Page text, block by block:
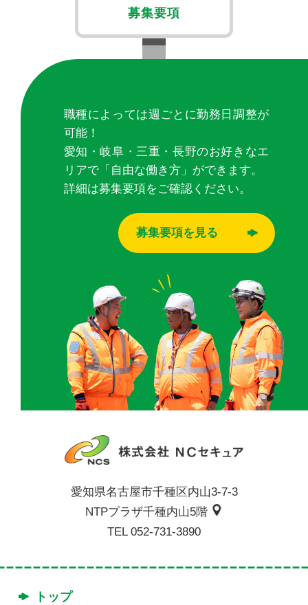
募集要項
職種によっては週ごとに勤務日調整が
可能！
愛知・岐阜・三重・長野のお好きなエ
リアで「自由な働き方」ができます。
詳細は募集要項をご確認ください。
募集要項を見る
愛知県名古屋市千種区内⼭3-7-3
NTPプラザ千種内⼭5階
TEL 052-731-3890
トップ